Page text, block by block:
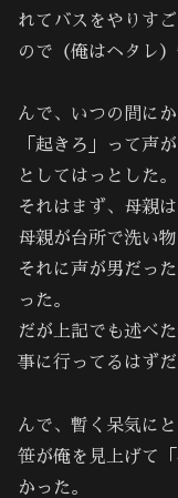
れてバスをやりす
ので（俺はヘタレ
んで、いつの間に
「起きろ」って声
としてはっとした。
それはまず、母親
母親が台所で洗い
それに声が男だっ
った。
だが上記でも述べ
事に行ってるはず
んで、暫く呆気に
笹が俺を見上げて
かった。